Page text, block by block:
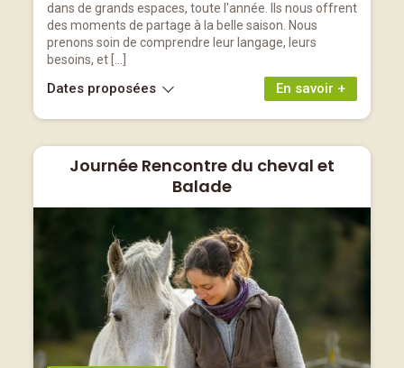
dans de grands espaces, toute l'année. Ils nous offrent
des moments de partage à la belle saison. Nous
prenons soin de comprendre leur langage, leurs
besoins, et […]
En savoir +
Dates proposées
Journée Rencontre du cheval et
Balade